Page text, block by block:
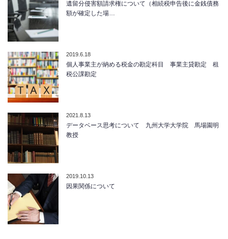
遺留分侵害額請求権について（相続税申告後に金銭債務
額が確定した場…
2019.6.18
個人事業主が納める税金の勘定科目 事業主貸勘定 租
税公課勘定
2021.8.13
データベース思考について 九州大学大学院 馬場園明
教授
2019.10.13
因果関係について